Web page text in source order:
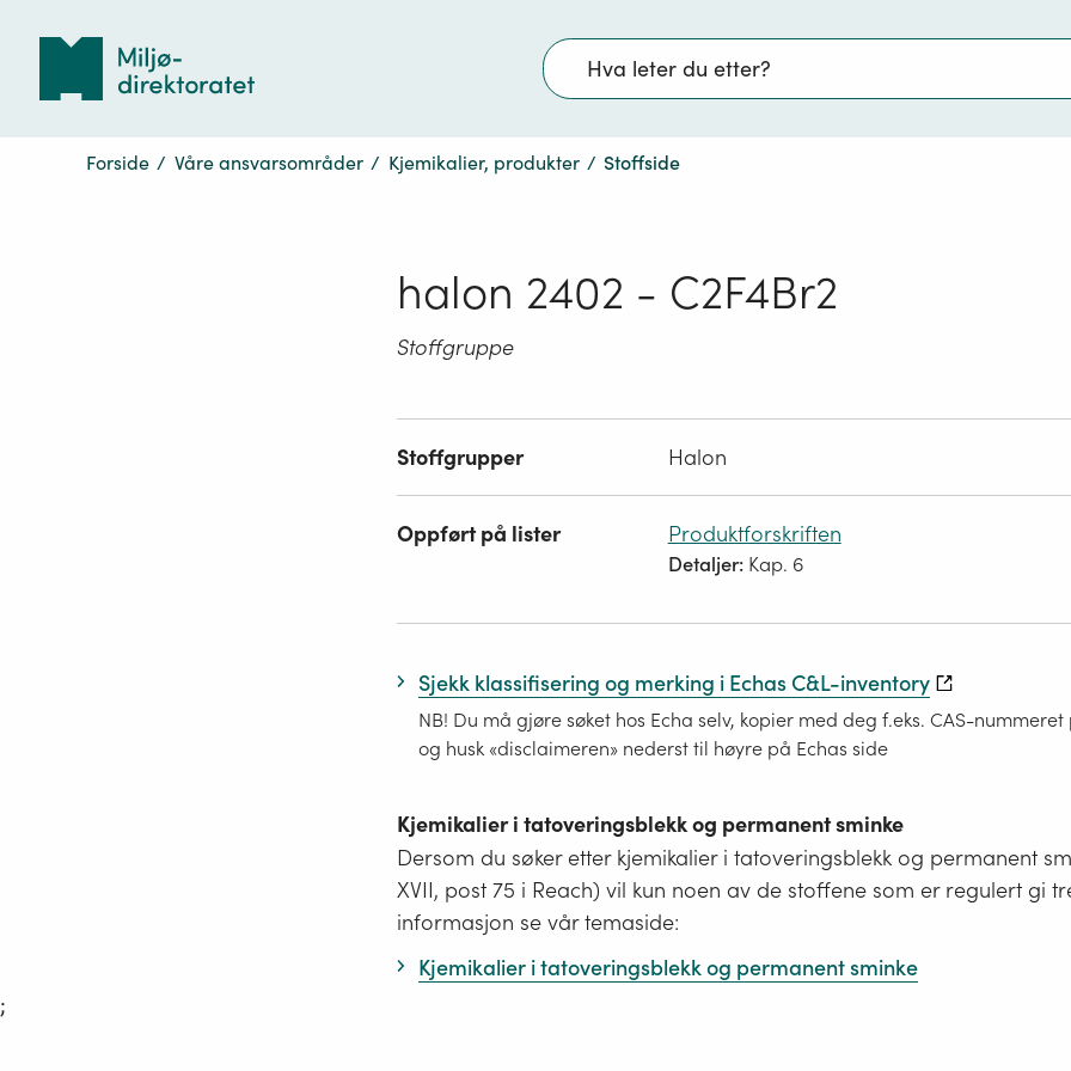
Søk
Forside / Våre ansvarsområder / Kjemikalier, produkter / Stoffside
halon 2402 - C2F4Br2
Stoffgruppe
Stoffgrupper Halon
Oppført på lister Produktforskriften
Detaljer: Kap. 6
Sjekk klassifisering og merking i Echas C&L-inventory
NB! Du må gjøre søket hos Echa selv, kopier med deg f.eks. CAS-
og husk «disclaimeren» nederst til høyre på Echas side
Kjemikalier i tatoveringsblekk og permanent sminke
Dersom du søker etter kjemikalier i tatoveringsblekk og permanent
XVII, post 75 i Reach) vil kun noen av de stoffene som er regulert gi
informasjon se vår temaside:
Kjemikalier i tatoveringsblekk og permanent sminke
;